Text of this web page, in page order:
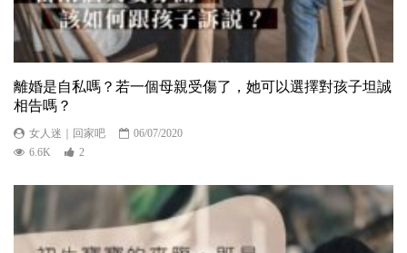
離婚是自私嗎？若一個母親受傷了，她可以選擇對孩子坦誠
相告嗎？
女人迷｜回家吧
06/07/2020
6.6K
2